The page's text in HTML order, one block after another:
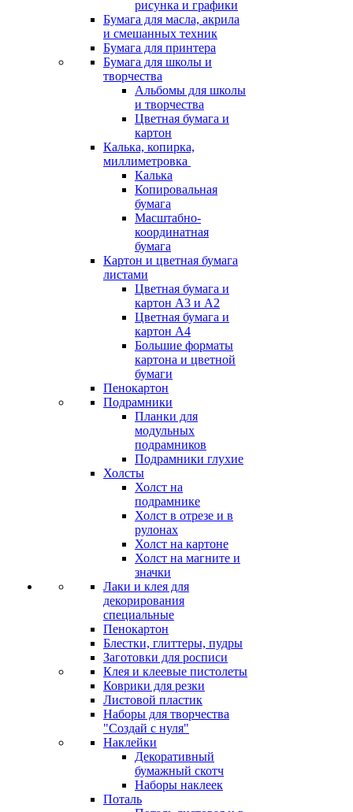
рисунка и графики
Бумага для масла, акрила
и смешанных техник
Бумага для принтера
Бумага для школы и
творчества
Альбомы для школы
и творчества
Цветная бумага и
картон
Калька, копирка,
миллиметровка
Калька
Копировальная
бумага
Масштабно-
координатная
бумага
Картон и цветная бумага
листами
Цветная бумага и
картон А3 и А2
Цветная бумага и
картон А4
Большие форматы
картона и цветной
бумаги
Пенокартон
Подрамники
Планки для
модульных
подрамников
Подрамники глухие
Холсты
Холст на
подрамнике
Холст в отрезе и в
рулонах
Холст на картоне
Холст на магните и
значки
Лаки и клея для
декорирования
специальные
Пенокартон
Блестки, глиттеры, пудры
Заготовки для росписи
Клея и клеевые пистолеты
Коврики для резки
Листовой пластик
Наборы для творчества
"Создай с нуля"
Наклейки
Декоративный
бумажный скотч
Наборы наклеек
Поталь